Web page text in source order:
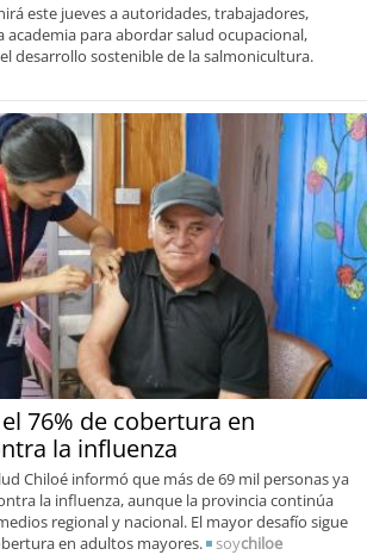
este jueves a autoridades, trabajadores,
academia para abordar salud ocupacional,
desarrollo sostenible de la salmonicultura.
76% de cobertura en
la influenza
Chiloé informó que más de 69 mil personas ya
la influenza, aunque la provincia continúa
regional y nacional. El mayor desafío sigue
en adultos mayores.
soychiloe